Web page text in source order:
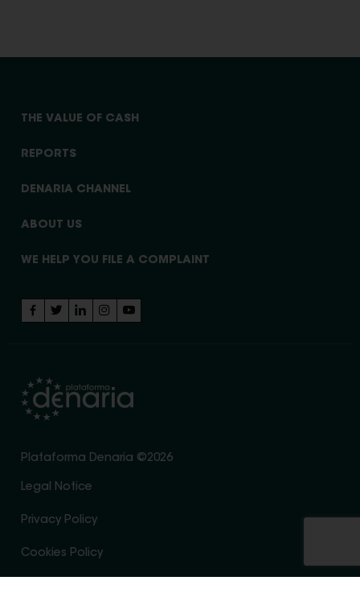
THE VALUE OF CASH
REPORTS
DENARIA CHANNEL
ABOUT US
WE HELP YOU FILE A COMPLAINT
Plataforma Denaria ©2026
Legal Notice
Privacy Policy
Cookies Policy